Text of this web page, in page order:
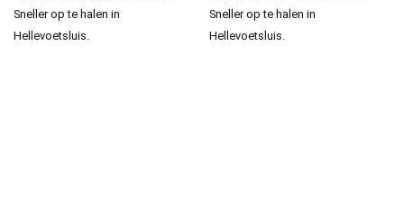
Sneller op te halen in
Hellevoetsluis.
Sneller op te halen in
Hellevoetsluis.